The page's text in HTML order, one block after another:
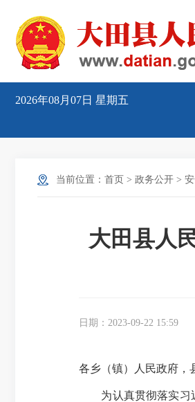
2026年08月07日 星期五
当前位置： 首页 > 政务公开 >
大田县人
日期：2023-09-22 15:59
各乡（镇）人民政府，
为认真贯彻落实习近